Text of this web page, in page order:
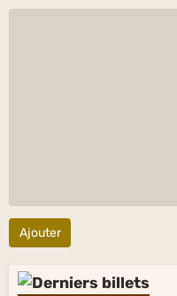
Ajouter